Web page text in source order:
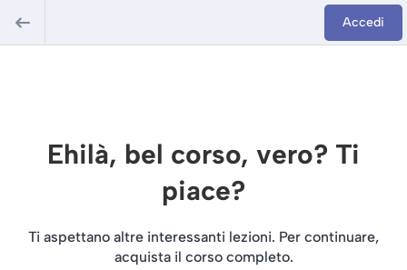
Accedi
Ehilà, bel corso, vero? Ti
piace?
Ti aspettano altre interessanti lezioni. Per continuare,
acquista il corso completo.